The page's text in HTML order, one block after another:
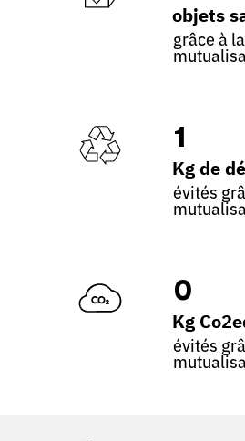
objets
grâce à la
1
Kg de
évités
0
Kg
évités